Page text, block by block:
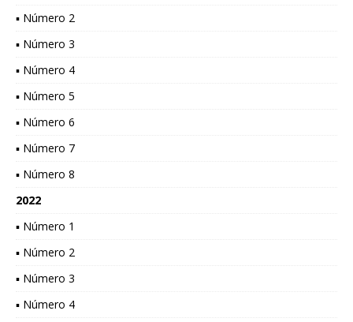
▪ Número 2
▪ Número 3
▪ Número 4
▪ Número 5
▪ Número 6
▪ Número 7
▪ Número 8
2022
▪ Número 1
▪ Número 2
▪ Número 3
▪ Número 4